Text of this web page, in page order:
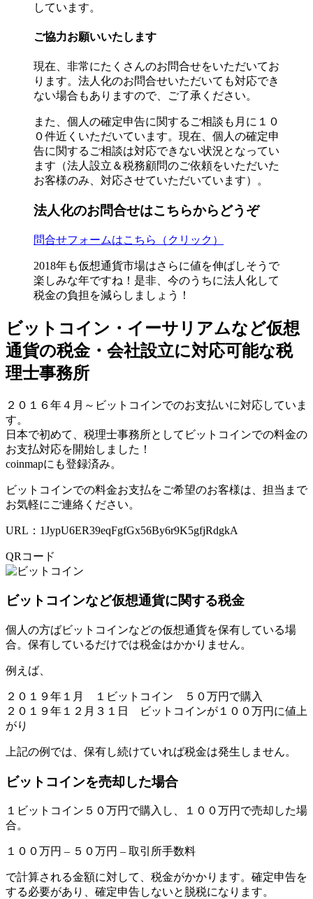
しています。
ご協力お願いいたします
現在、非常にたくさんのお問合せをいただいてお
ります。法人化のお問合せいただいても対応でき
ない場合もありますので、ご了承ください。
また、個人の確定申告に関するご相談も月に１０
０件近くいただいています。現在、個人の確定申
告に関するご相談は対応できない状況となってい
ます（法人設立＆税務顧問のご依頼をいただいた
お客様のみ、対応させていただいています）。
法人化のお問合せはこちらからどうぞ
問合せフォームはこちら（クリック）
2018年も仮想通貨市場はさらに値を伸ばしそうで
楽しみな年ですね！是非、今のうちに法人化して
税金の負担を減らしましょう！
ビットコイン・イーサリアムなど仮想
通貨の税金・会社設立に対応可能な税
理士事務所
２０１６年４月～ビットコインでのお支払いに対応していま
す。
日本で初めて、税理士事務所としてビットコインでの料金の
お支払対応を開始しました！
coinmapにも登録済み。
ビットコインでの料金お支払をご希望のお客様は、担当まで
お気軽にご連絡ください。
URL：1JypU6ER39eqFgfGx56By6r9K5gfjRdgkA
QRコード
ビットコインなど仮想通貨に関する税金
個人の方ばビットコインなどの仮想通貨を保有している場
合。保有しているだけでは税金はかかりません。
例えば、
２０１９年１月 １ビットコイン ５０万円で購入
２０１９年１２月３１日 ビットコインが１００万円に値上
がり
上記の例では、保有し続けていれば税金は発生しません。
ビットコインを売却した場合
１ビットコイン５０万円で購入し、１００万円で売却した場
合。
１００万円 – ５０万円 – 取引所手数料
で計算される金額に対して、税金がかかります。確定申告を
する必要があり、確定申告しないと脱税になります。